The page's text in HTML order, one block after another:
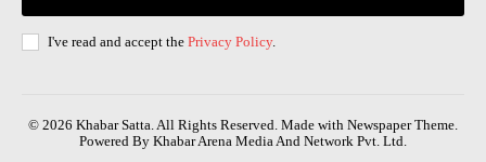
I've read and accept the Privacy Policy.
© 2026 Khabar Satta. All Rights Reserved. Made with Newspaper Theme.
Powered By Khabar Arena Media And Network Pvt. Ltd.